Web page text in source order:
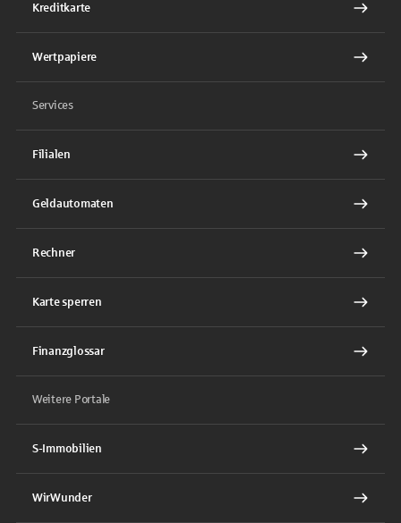
Kreditkarte
Wertpapiere
Services
Filialen
Geldautomaten
Rechner
Karte sperren
Finanzglossar
Weitere Portale
S-Immobilien
WirWunder